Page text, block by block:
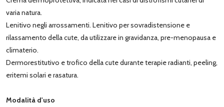
varia natura.
Lenitivo negli arrossamenti. Lenitivo per sovradistensione e
rilassamento della cute, da utilizzare in gravidanza, pre-menopausa e
climaterio.
Dermorestitutivo e trofico della cute durante terapie radianti, peeling,
eritemi solari e rasatura.
Modalità d'uso